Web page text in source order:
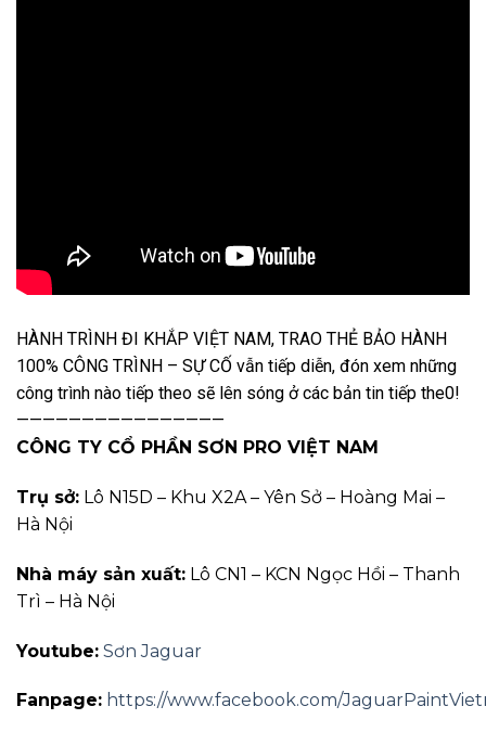
HÀNH TRÌNH ĐI KHẮP VIỆT NAM, TRAO THẺ BẢO HÀNH
100% CÔNG TRÌNH – SỰ CỐ vẫn tiếp diễn, đón xem những
công trình nào tiếp theo sẽ lên sóng ở các bản tin tiếp the0!
————————————————
CÔNG TY CỔ PHẦN SƠN PRO VIỆT NAM
Trụ sở: Lô N15D – Khu X2A – Yên Sở – Hoàng Mai –
Hà Nội
Nhà máy sản xuất: Lô CN1 – KCN Ngọc Hồi – Thanh
Trì – Hà Nội
Youtube: Sơn Jaguar
Fanpage: https://www.facebook.com/